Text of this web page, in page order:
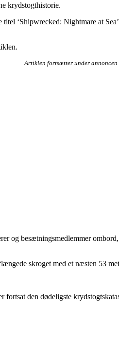
krydstogthistorie.
‘Shipwrecked: Nightmare at
Artiklen fortsætter under annoncen
og besætningsmedlemmer
skroget med et næsten 53
den dødeligste